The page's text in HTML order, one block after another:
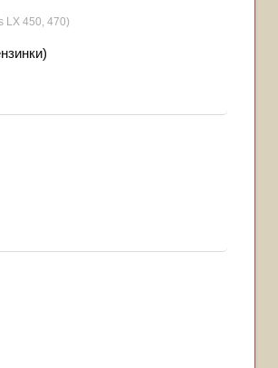
LX 450, 470)